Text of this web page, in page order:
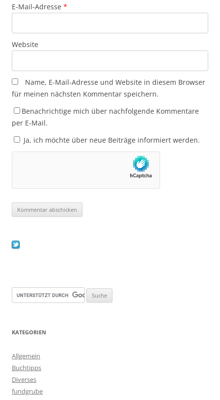
E-Mail-Adresse *
Website
Name, E-Mail-Adresse und Website in diesem Browser
für meinen nächsten Kommentar speichern.
Benachrichtige mich über nachfolgende Kommentare
per E-Mail.
Ja, ich möchte über neue Beiträge informiert werden.
KATEGORIEN
Allgemein
Buchtipps
Diverses
fundgrube